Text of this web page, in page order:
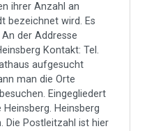
ihrer Anzahl an
bezeichnet wird. Es
der Addresse
Kontakt: Tel.
aufgesucht
man die Orte
Eingegliedert
Heinsberg
Die Postleitzahl ist hier